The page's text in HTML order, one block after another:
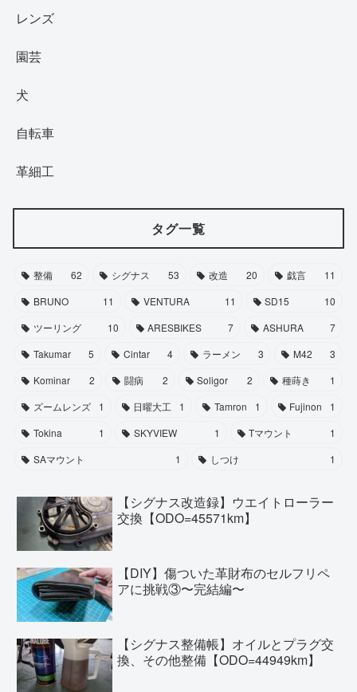
レンズ
園芸
犬
自転車
革細工
タグ一覧
整備 62 シグナス 53 改造 20 戯言
11
BRUNO
11 VENTURA 11 SD15
10
ツーリング
10 ARESBIKES 7 ASHURA
7
Takumar
5 Cintar 4 ラーメン 3 M42
3
Kominar
2 闘病 2 Soligor 2 種蒔き
1
ズームレンズ
1 日曜大工 1 Tamron 1 Fujinon
1
Tokina
1 SKYVIEW 1 Tマウント
1
SAマウント
1 しつけ 1
【シグナス改造録】ウエイトローラー
交換【ODO=45571km】
【DIY】傷ついた革財布のセルフリペ
アに挑戦③〜完結編〜
【シグナス整備帳】オイルとプラグ交
換、その他整備【ODO=44949km】